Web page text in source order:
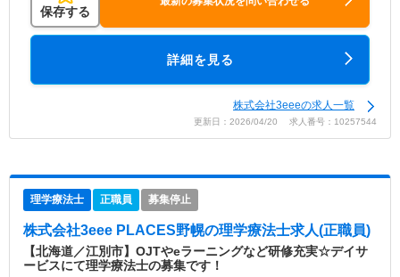
保存する
詳細を見る
株式会社3eeeの求人一覧
更新日：2026/04/20 求人番号：10257544
理学療法士 正職員 募集停止
株式会社3eee PLACES野幌の理学療法士求人(正職員)
【北海道／江別市】OJTやeラーニングなど研修充実☆デイサ
ービスにて理学療法士の募集です！